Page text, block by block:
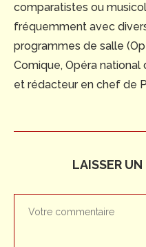
comparatistes ou
fréquemment avec
programmes de salle
Comique, Opéra national
et rédacteur en chef de
LAISSER